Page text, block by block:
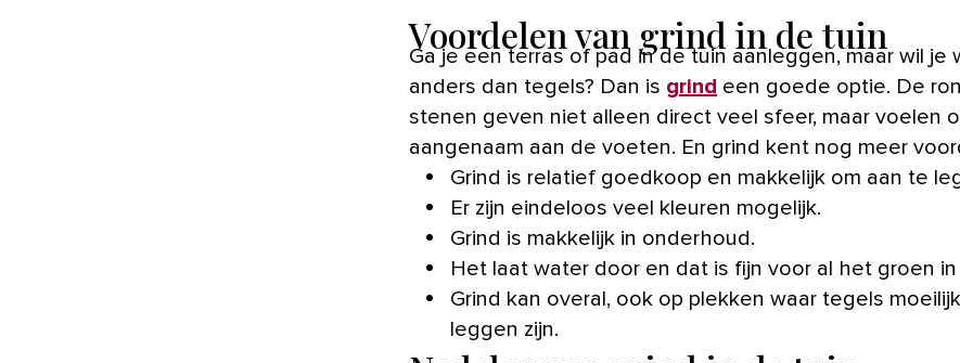
Voordelen van grind in de tuin
Ga je een terras of pad in de tuin aanleggen, maar wil je wat
anders dan tegels? Dan is grind een goede optie. De
stenen geven niet alleen direct veel sfeer, maar voelen
aangenaam aan de voeten. En grind kent nog meer
Grind is relatief goedkoop en makkelijk om aan te
Er zijn eindeloos veel kleuren mogelijk.
Grind is makkelijk in onderhoud.
Het laat water door en dat is fijn voor al het groen in
Grind kan overal, ook op plekken waar tegels
leggen zijn.